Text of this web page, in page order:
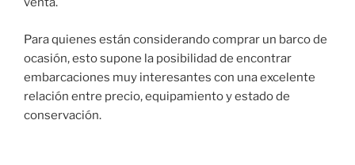
Para quienes están considerando comprar un barco de
ocasión, esto supone la posibilidad de encontrar
embarcaciones muy interesantes con una excelente
relación entre precio, equipamiento y estado de
conservación.